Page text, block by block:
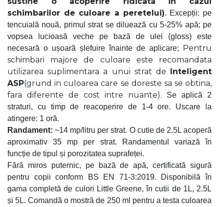
schimbarilor de culoare a peretelui). Excepții: pe
tencuială nouă, primul strat se diluează cu 5-25% apă; pe
vopsea lucioasă veche pe bază de ulei (gloss) este
necesară o ușoară șlefuire înainte de aplicare; Pentru
schimbari majore de culoare este recomandata
utilizarea suplimentara a unui strat de Inteligent
ASP(grund in culoarea care se doreste sa se obtina,
fara diferente de cost intre nuante). Se aplică 2
straturi, cu timp de reacoperire de 1-4 ore. Uscare la
atingere: 1 oră.
Randament: ~14 mp/litru per strat. O cutie de 2.5L acoperă
aproximativ 35 mp per strat. Randamentul variază în
funcție de tipul și porozitatea suprafeței.
Fără miros puternic, pe bază de apă, certificată sigură
pentru copii conform BS EN 71-3:2019. Disponibilă în
gama completă de culori Little Greene, în cutii de 1L, 2.5L
și 5L. Comandă o mostră de 250 ml pentru a testa culoarea